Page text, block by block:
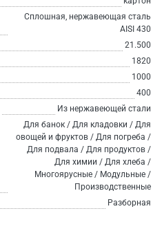
Сплошная, нержавеющая сталь
AISI 430
21.500
1820
1000
400
Из нержавеющей стали
Для банок / Для кладовки / Для
овощей и фруктов / Для погреба /
Для подвала / Для продуктов /
Для химии / Для хлеба /
Многоярусные / Модульные /
Производственные
Разборная